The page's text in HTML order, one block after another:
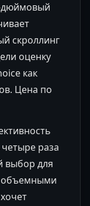
дюймовый
скроллинг
оценку
как
Цена по
раза
выбор для
объемными